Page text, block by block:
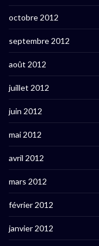
octobre 2012
septembre 2012
août 2012
juillet 2012
juin 2012
mai 2012
avril 2012
mars 2012
février 2012
janvier 2012